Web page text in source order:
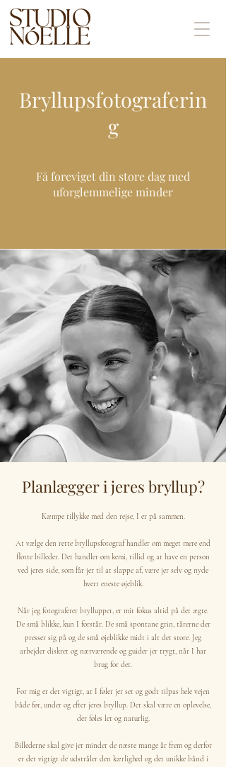
Bryllupsfotograferin
g
Få foreviget din store dag med
uforglemmelige minder
Planlægger i jeres bryllup?
Kæmpe tillykke med den rejse, I er på sammen.
At vælge den rette bryllupsfotograf handler om meget mere end
flotte billeder. Det handler om kemi, tillid og at have en person
ved jeres side, som får jer til at slappe af, være jer selv og nyde
hvert eneste øjeblik.
Når jeg fotograferer bryllupper, er mit fokus altid på det ægte.
De små blikke, kun I forstår. De små spontane grin, tårerne der
presser sig på og de små øjeblikke midt i alt det store. Jeg
arbejder diskret og nærværende og guider jer trygt, når I har
brug for det.
For mig er det vigtigt, at I føler jer set og godt tilpas hele vejen
både før, under og efter jeres bryllup. Det skal være en oplevelse,
der føles let og naturlig.
Billederne skal give jer minder de næste mange år frem og derfor
er det vigtigt de udstråler den kærlighed og det unikke bånd i